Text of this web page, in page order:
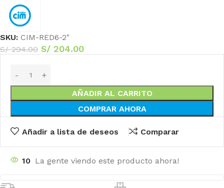
SKU: CIM-RED6-2"
S/294.00 S/ 204.00
AÑADIR AL CARRITO
COMPRAR AHORA
Añadir a lista de deseos Comparar
10 La gente viendo este producto ahora!